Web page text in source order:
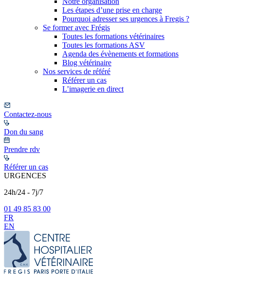
Les étapes d’une prise en charge
Pourquoi adresser ses urgences à Fregis ?
Se former avec Frégis
Toutes les formations vétérinaires
Toutes les formations ASV
Agenda des évènements et formations
Blog vétérinaire
Nos services de référé
Référer un cas
L’imagerie en direct
Contactez-nous
Don du sang
Prendre rdv
Référer un cas
URGENCES
24h/24 - 7j/7
01 49 85 83 00
FR
EN